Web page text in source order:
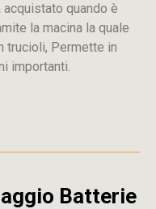
acquistato quando è
la macina la quale
trucioli, Permette in
importanti.
Batterie